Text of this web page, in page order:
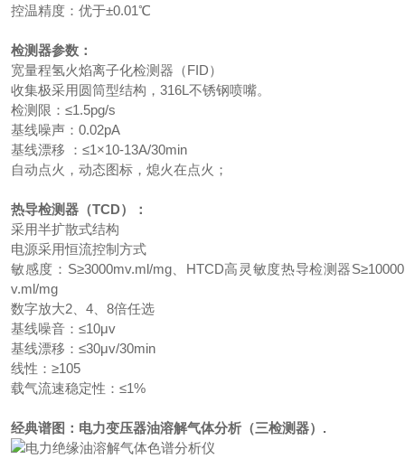
控温精度：优于±0.01℃
检测器参数：
宽量程氢火焰离子化检测器（FID）
收集极采用圆筒型结构，316L不锈钢喷嘴。
检测限：≤1.5pg/s
基线噪声：0.02pA
基线漂移 ：≤1×10-13A/30min
自动点火，动态图标，熄火在点火；
热导检测器（TCD）：
采用半扩散式结构
电源采用恒流控制方式
敏感度：S≥3000mv.ml/mg、HTCD高灵敏度热导检测器
v.ml/mg
数字放大2、4、8倍任选
基线噪音：≤10μv
基线漂移：≤30μv/30min
线性：≥105
载气流速稳定性：≤1%
经典谱图：电力变压器油溶解气体分析（三检测器）.